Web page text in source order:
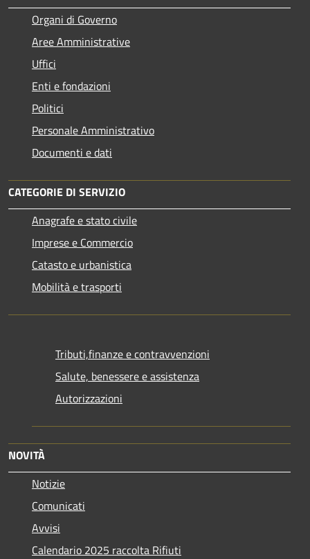
Organi di Governo
Aree Amministrative
Uffici
Enti e fondazioni
Politici
Personale Amministrativo
Documenti e dati
CATEGORIE DI SERVIZIO
Anagrafe e stato civile
Imprese e Commercio
Catasto e urbanistica
Mobilità e trasporti
Tributi,finanze e contravvenzioni
Salute, benessere e assistenza
Autorizzazioni
NOVITÀ
Notizie
Comunicati
Avvisi
Calendario 2025 raccolta Rifiuti